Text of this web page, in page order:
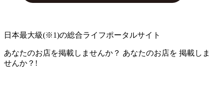
日本最大級(※1)の総合ライフポータルサイト
あなたのお店を掲載しませんか？ あなたのお店を 掲載しま
せんか？!